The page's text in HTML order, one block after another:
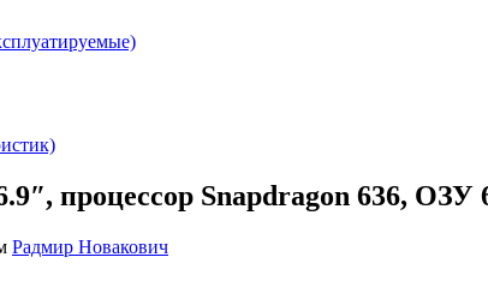
процессор Snapdragon 636, ОЗУ
Радмир Новакович